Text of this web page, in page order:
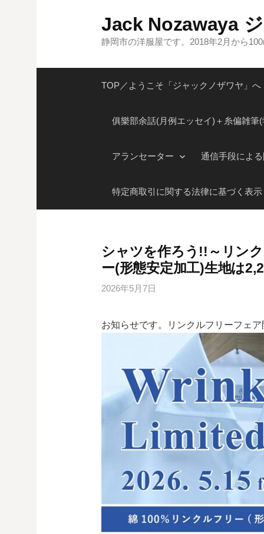
ツ
Jack Nozawaya
静岡市の洋服屋です。2018年2月から
TOP／ようこそ「ジャックノザワヤ」へ
俱樂部余話(月例エッセイ)＋糸偏雑筆
アランセーター 通信手段によ
特定商取引に関する法律に基づく表示
シャツを作ろう!!～リン
ー(形態安定加工)生地は
2026年5月7日
お知らせです。リンクルフリーフェア